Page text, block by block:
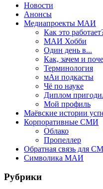
Новости
Анонсы
Медиапроекты МАИ
Как это
МАИ Хобби
Один день в...
Как, зачем и
Терминология
мАи подкасты
Чё по науке
Диплом
Мой профиль
Маёвские истории
Корпоративные СМИ
Облако
Пропеллер
Обратная связь для
Символика МАИ
Рубрики